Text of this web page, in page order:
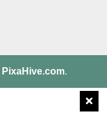
PixaHive.com.